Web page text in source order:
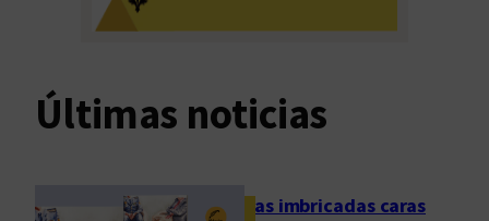
a
m
a
Últimas noticias
Las imbricadas caras